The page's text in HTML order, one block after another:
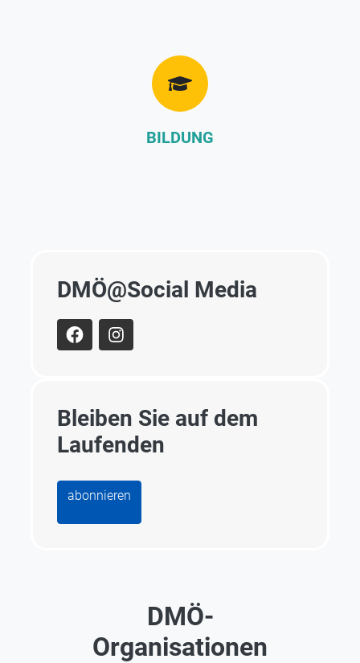
BILDUNG
DMÖ@Social Media
facebook
Bleiben Sie auf dem
Laufenden
abonnieren
DMÖ-
Organisationen